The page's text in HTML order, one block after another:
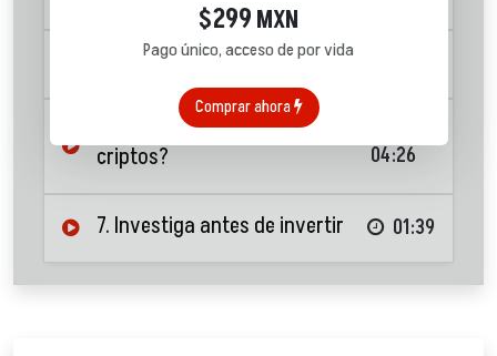
5. ¿Cómo comprar cripto?
6. ¿Cuál es el futuro de las
criptos?
04:26
7. Investiga antes de invertir 01:39
$299 MXN
Pago único, acceso de por vida
Comprar ahora